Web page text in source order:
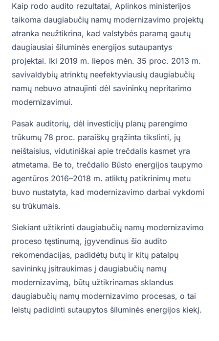
Kaip rodo audito rezultatai, Aplinkos ministerijos
taikoma daugiabučių namų modernizavimo projektų
atranka neužtikrina, kad valstybės paramą gautų
daugiausiai šiluminės energijos sutaupantys
projektai. Iki 2019 m. liepos mėn. 35 proc. 2013 m.
savivaldybių atrinktų neefektyviausių daugiabučių
namų nebuvo atnaujinti dėl savininkų nepritarimo
modernizavimui.
Pasak auditorių, dėl investicijų planų parengimo
trūkumų 78 proc. paraiškų grąžinta tikslinti, jų
neištaisius, vidutiniškai apie trečdalis kasmet yra
atmetama. Be to, trečdalio Būsto energijos taupymo
agentūros 2016–2018 m. atliktų patikrinimų metu
buvo nustatyta, kad modernizavimo darbai vykdomi
su trūkumais.
Siekiant užtikrinti daugiabučių namų modernizavimo
proceso tęstinumą, įgyvendinus šio audito
rekomendacijas, padidėtų butų ir kitų patalpų
savininkų įsitraukimas į daugiabučių namų
modernizavimą, būtų užtikrinamas sklandus
daugiabučių namų modernizavimo procesas, o tai
leistų padidinti sutaupytos šiluminės energijos kiekį.